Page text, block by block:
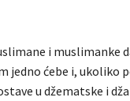
i muslimanke
jedno ćebe i, ukoliko
u džematske i